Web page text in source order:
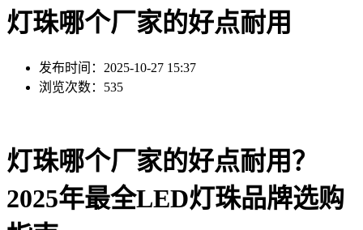
灯珠哪个厂家的好点耐用
发布时间：2025-10-27 15:37
浏览次数：535
灯珠哪个厂家的好点耐用？
2025年最全LED灯珠品牌选购